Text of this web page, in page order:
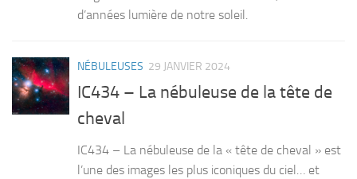
d’années lumière de notre soleil.
NÉBULEUSES 29 JANVIER 2024
IC434 – La nébuleuse de la tête de
cheval
IC434 – La nébuleuse de la « tête de cheval » est
l’une des images les plus iconiques du ciel… et